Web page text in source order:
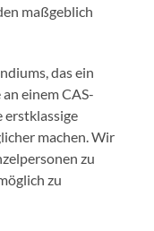
maßgeblich
das ein
einem CAS-
erstklassige
machen. Wir
zu
zu